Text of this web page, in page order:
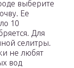
выберите
Ее
10
Для
селитры.
не любят
вод